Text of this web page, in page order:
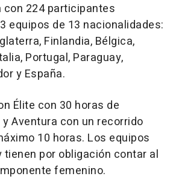
con 224 participantes
equipos de 13 nacionalidades:
Finlandia, Bélgica,
Portugal, Paraguay,
y España.
Élite con 30 horas de
Aventura con un recorrido
10 horas. Los equipos
por obligación contar al
femenino.